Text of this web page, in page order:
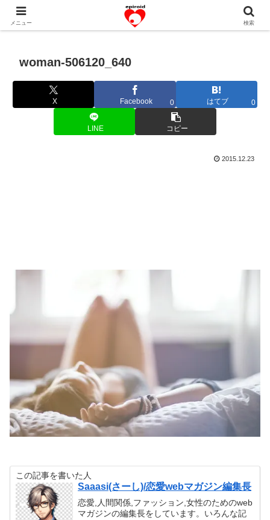
恋愛共感エピソード。あなたのストーリーを変えていく！。
woman-506120_640
X Facebook 0 はてブ 0
LINE コピー
2015.12.23
この記事を書いた人
Saaasi(さーし)/恋愛webマガジン編集長
恋愛,人間関係,ファッション,女性のためのweb
マガジンの編集長をしています。いろんな記
メニュー 検索